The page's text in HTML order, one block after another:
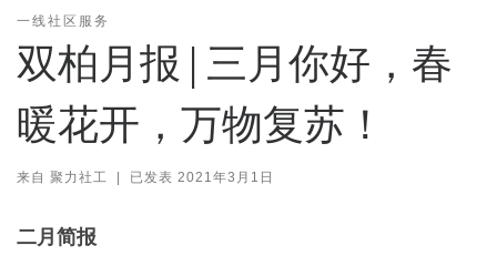
一线社区服务
双柏月报 | 三月你好，春
暖花开，万物复苏！
来自 聚力社工 | 已发表 2021年3月1日
二月简报